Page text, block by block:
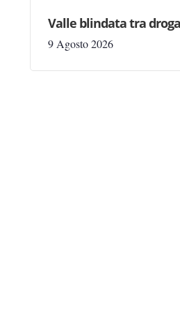
Valle blindata tra
9 Agosto 2026